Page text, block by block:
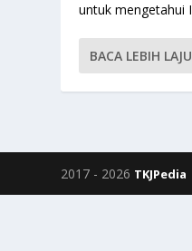
untuk mengetahui
BACA LEBIH
2017 - 2026 TKJPedia